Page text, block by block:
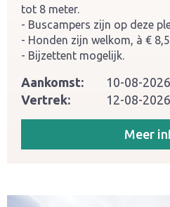
tot 8 meter.
Buscampers zijn op deze
Honden zijn welkom, à €
Bijzettent mogelijk.
Aankomst:
10-08-2026
Vertrek:
12-08-2026
Meer